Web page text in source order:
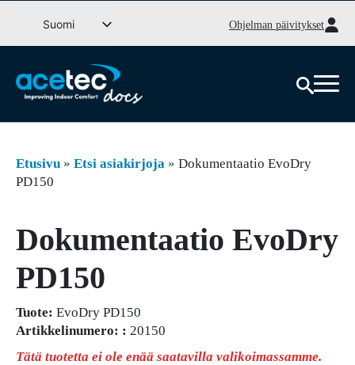
Suomi
Svenska
English (UK)
Deutsch
Íslenska
Latviešu valoda
Ohjelman päivitykset
Etusivu » Etsi asiakirjoja » Dokumentaatio EvoDry
PD150
Dokumentaatio EvoDry
PD150
Tuote: EvoDry PD150
Artikkelinumero: : 20150
Tätä tuotetta ei ole enää saatavilla valikoimassamme.